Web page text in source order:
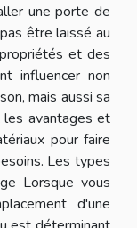
une porte de
être laissé au
et des
influencer non
mais aussi sa
les avantages et
pour faire
Les types
Lorsque vous
d'une